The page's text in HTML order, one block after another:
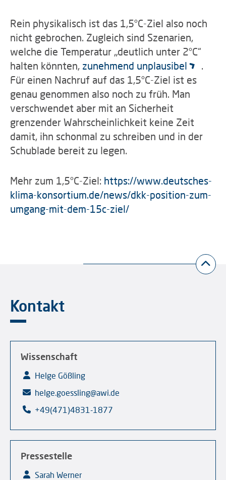
Rein physikalisch ist das 1,5°C-Ziel also noch
nicht gebrochen. Zugleich sind Szenarien,
welche die Temperatur „deutlich unter 2°C“
halten könnten, zunehmend unplausibel
.
Für einen Nachruf auf das 1,5°C-Ziel ist es
genau genommen also noch zu früh. Man
verschwendet aber mit an Sicherheit
grenzender Wahrscheinlichkeit keine Zeit
damit, ihn schonmal zu schreiben und in der
Schublade bereit zu legen.
Mehr zum 1,5°C-Ziel: https://www.deutsches-
klima-konsortium.de/news/dkk-position-zum-
umgang-mit-dem-15c-ziel/
Kontakt
Wissenschaft
Helge Gößling
helge.goessling@awi.de
+49(471)4831-1877
Pressestelle
Sarah Werner